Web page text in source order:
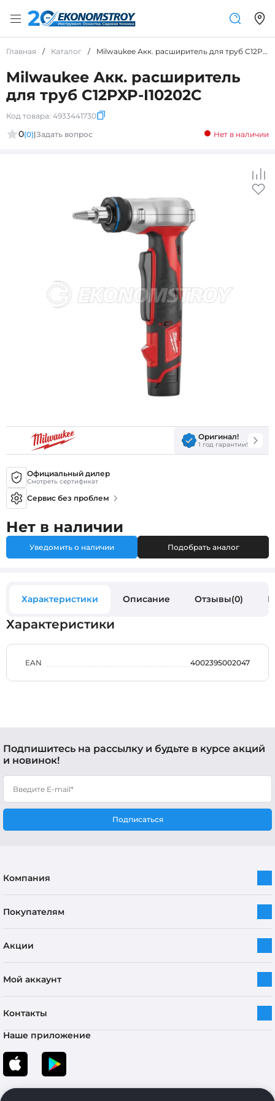
Главная / Каталог / Milwaukee Акк. расширитель для труб C12PXP-I10202C
Milwaukee Акк. расширитель
для труб C12PXP-I10202C
Код товара: 4933441730
0(0)|Задать вопрос Нет в наличии
Оригинал!
1 год гарантии!
Официальный дилер
Смотреть сертификат
Сервис без проблем
Нет в наличии
Уведомить о наличии Подобрать аналог
Характеристики Описание Отзывы(0)
Характеристики
EAN 4002395002047
Подпишитесь на рассылку и будьте в курсе акций
и новинок!
Подписаться
Компания
Покупателям
Акции
Мой аккаунт
Контакты
Наше приложение